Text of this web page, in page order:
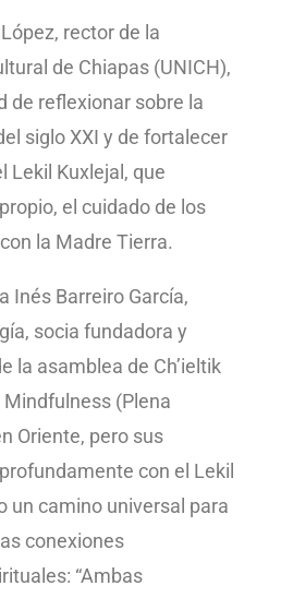
rector de la
de Chiapas (UNICH),
de reflexionar sobre la
siglo XXI y de fortalecer
Lekil Kuxlejal, que
el cuidado de los
la Madre Tierra.
Inés Barreiro García,
socia fundadora y
la asamblea de Ch’ieltik
(Plena
Oriente, pero sus
con el Lekil
un camino universal para
conexiones
“Ambas